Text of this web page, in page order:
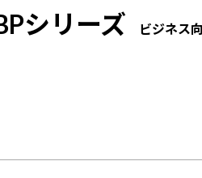
シリーズ ビジネス